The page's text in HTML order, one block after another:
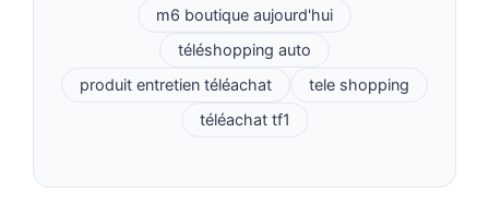
m6 boutique aujourd'hui
téléshopping auto
produit entretien téléachat
tele shopping
téléachat tf1